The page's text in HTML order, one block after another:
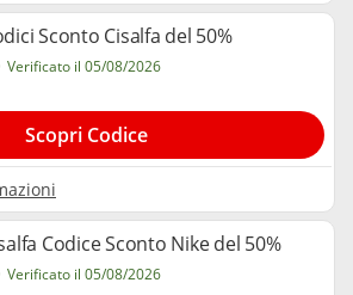
Sconto Cisalfa del 50%
Verificato il 05/08/2026
Scopri Codice
Codice Sconto Nike del 50%
Verificato il 05/08/2026